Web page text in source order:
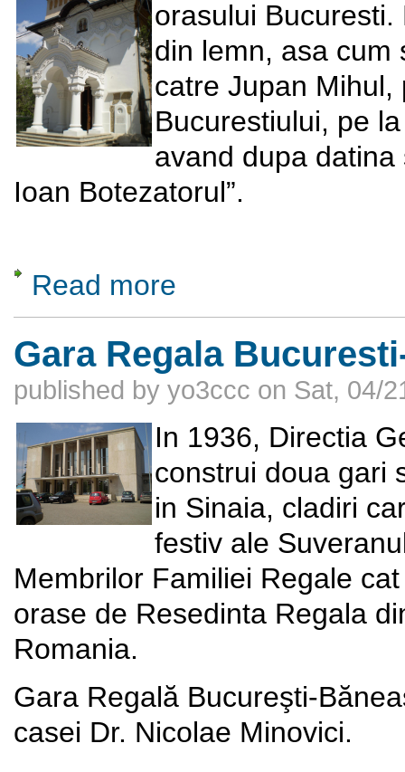
orasului
din lemn, asa cum
catre Jupan
Bucurestiului, pe
avand dupa datina
Ioan Botezatorul”.
Read more
Gara Regala
published by yo3ccc on Sat, 04/
In 1936, Directia
construi doua gari
in Sinaia, cladiri
festiv ale
Membrilor Familiei Regale
orase de Resedinta Regala
Gara Regală Bucureşti-
casei Dr. Nicolae Minovici.